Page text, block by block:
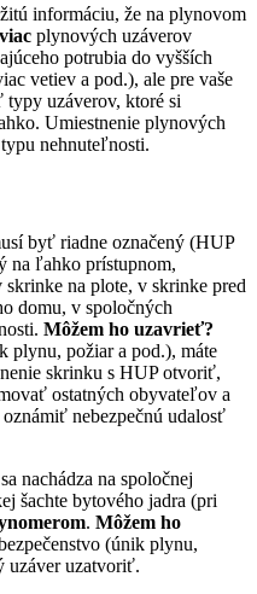
informáciu, že na plynovom
plynových uzáverov
potrubia do vyšších
vetiev a pod.), ale pre vaše
typy uzáverov, ktoré si
Umiestnenie plynových
nehnuteľnosti.
byť riadne označený (HUP
na ľahko prístupnom,
na plote, v skrinke pred
domu, v spoločných
Môžem ho uzavrieť?
plynu, požiar a pod.), máte
skrinku s HUP otvoriť,
ostatných obyvateľov a
nebezpečnú udalosť
nachádza na spoločnej
šachte bytového jadra (pri
. Môžem ho
(únik plynu,
uzáver uzatvoriť.